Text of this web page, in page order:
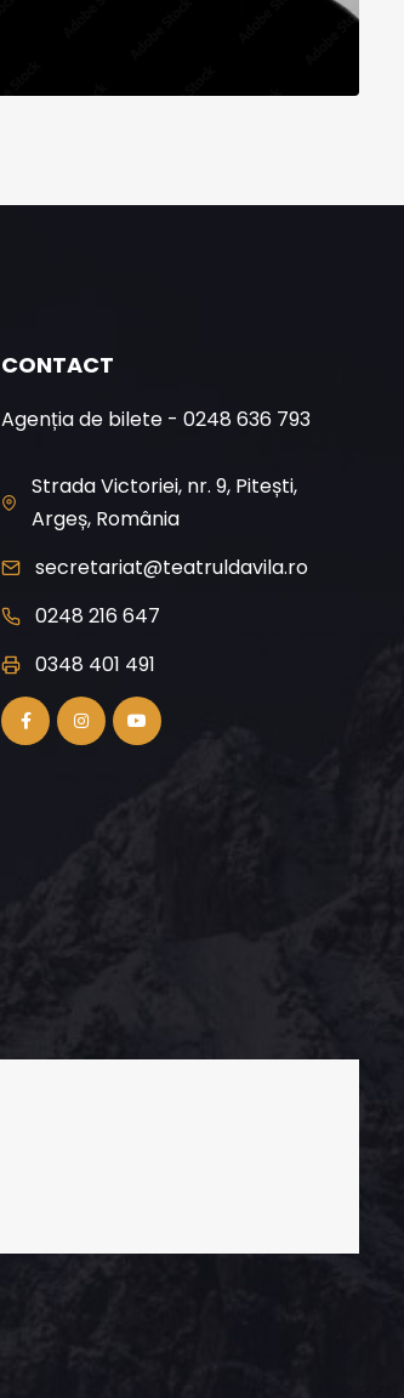
CONTACT
Agenția de bilete - 0248 636 793
Strada Victoriei, nr. 9, Pitești,
Argeș, România
secretariat@teatruldavila.ro
0248 216 647
0348 401 491